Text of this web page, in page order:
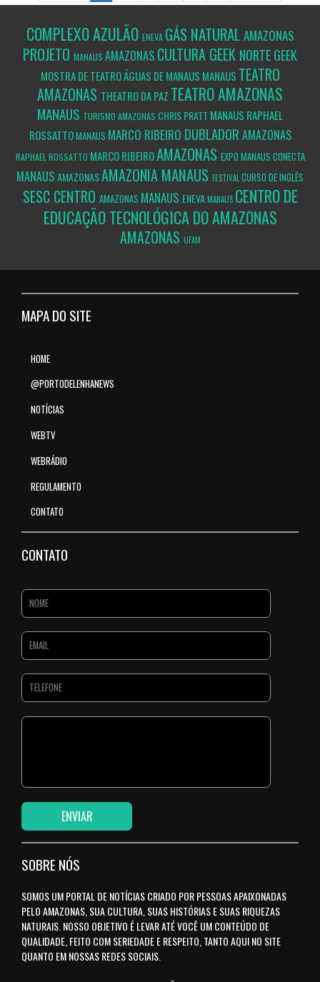
COMPLEXO AZULÃO ENEVA GÁS NATURAL AMAZONAS
PROJETO MANAUS AMAZONAS CULTURA GEEK NORTE GEEK
MOSTRA DE TEATRO ÁGUAS DE MANAUS MANAUS TEATRO
AMAZONAS THEATRO DA PAZ TEATRO AMAZONAS
MANAUS TURISMO AMAZONAS CHRIS PRATT MANAUS RAPHAEL
ROSSATTOMANAUS MARCO RIBEIRO DUBLADOR AMAZONAS
RAPHAEL ROSSATTO MARCO RIBEIROAMAZONAS EXPO MANAUS CONECTA
MANAUSAMAZONASAMAZONIA MANAUS FESTIVAL CURSO DE INGLÊS
SESC CENTRO AMAZONAS MANAUS ENEVAMANAUS CENTRO DE
EDUCAÇÃO TECNOLÓGICA DO AMAZONAS
AMAZONAS UFAM
MAPA DO SITE
HOME
@PORTODELENHANEWS
NOTÍCIAS
WEBTV
WEBRÁDIO
REGULAMENTO
CONTATO
CONTATO
SOBRE NÓS
SOMOS UM PORTAL DE NOTÍCIAS CRIADO POR PESSOAS APAIXONADAS
PELO AMAZONAS, SUA CULTURA, SUAS HISTÓRIAS E SUAS RIQUEZAS
NATURAIS. NOSSO OBJETIVO É LEVAR ATÉ VOCÊ UM CONTEÚDO DE
QUALIDADE, FEITO COM SERIEDADE E RESPEITO, TANTO AQUI NO SITE
QUANTO EM NOSSAS REDES SOCIAIS.